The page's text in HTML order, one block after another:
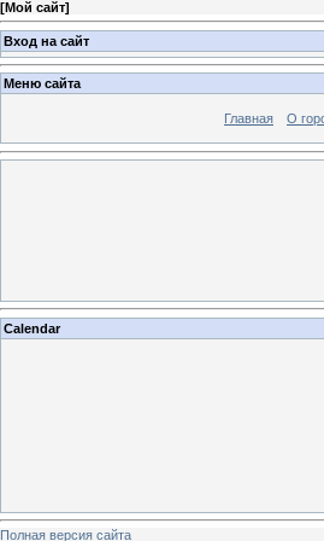
[Мой сайт]
Вход на сайт
Меню сайта
Главная О
Calendar
Полная версия сайта